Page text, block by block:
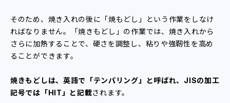
そのため、焼き入れの後に「焼もどし」という作業をしなけ
ればなりません。「焼きもどし」の作業では、焼き入れから
さらに加熱することで、硬さを調整し、粘りや強靭性を高め
ることができます。
焼きもどしは、英語で「テンパリング」と呼ばれ、JISの加工
記号では「HIT」と記載されます。